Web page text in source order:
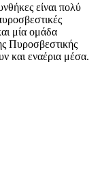
είναι πολύ
μία ομάδα
Πυροσβεστικής
και εναέρια μέσα.